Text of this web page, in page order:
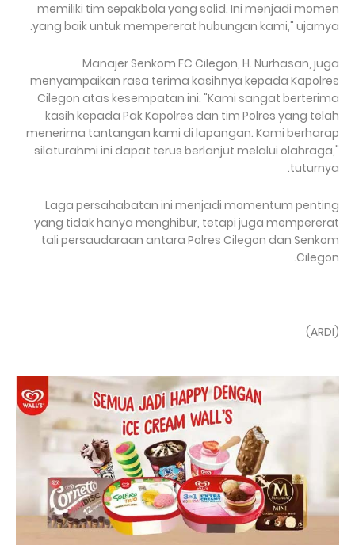
memiliki tim sepakbola yang solid. Ini menjadi momen
yang baik untuk mempererat hubungan kami," ujarnya.
Manajer Senkom FC Cilegon, H. Nurhasan, juga
menyampaikan rasa terima kasihnya kepada Kapolres
Cilegon atas kesempatan ini. "Kami sangat berterima
kasih kepada Pak Kapolres dan tim Polres yang telah
menerima tantangan kami di lapangan. Kami berharap
silaturahmi ini dapat terus berlanjut melalui olahraga,"
tuturnya.
Laga persahabatan ini menjadi momentum penting
yang tidak hanya menghibur, tetapi juga mempererat
tali persaudaraan antara Polres Cilegon dan Senkom
Cilegon.
(ARDI)